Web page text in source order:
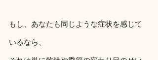
もし、あなたも同じような症状を感じて
いるなら、